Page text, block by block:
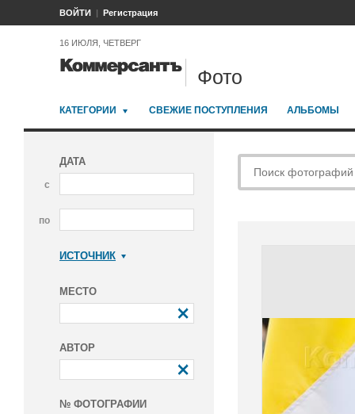
ВОЙТИ Регистрация
16 ИЮЛЯ, ЧЕТВЕРГ
Фото
КАТЕГОРИИ СВЕЖИЕ ПОСТУПЛЕНИЯ АЛЬБОМЫ
ДАТА
с
по
ИСТОЧНИК
МЕСТО
АВТОР
№ ФОТОГРАФИИ